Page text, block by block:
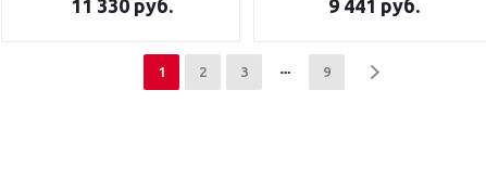
11 330 руб. 9 441 руб.
1 2 3 9